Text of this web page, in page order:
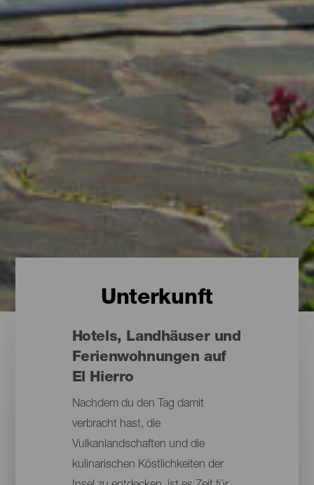
Unterkunft
Hotels, Landhäuser und
Ferienwohnungen auf
El Hierro
Nachdem du den Tag damit
verbracht hast, die
Vulkanlandschaften und die
kulinarischen Köstlichkeiten der